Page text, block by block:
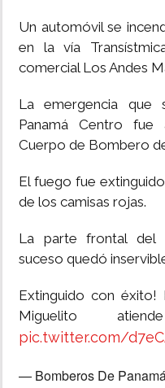
Un automóvil se
en la vía
comercial Los Andes
La emergencia
Panamá Centro fue
Cuerpo de Bombero
El fuego fue
de los camisas rojas.
La parte frontal del
suceso quedó
Extinguido con éxito!
Miguelito
pic.twitter.com/
— Bomberos De